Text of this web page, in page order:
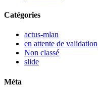
Catégories
actus-mlan
en attente de validation
Non classé
slide
Méta